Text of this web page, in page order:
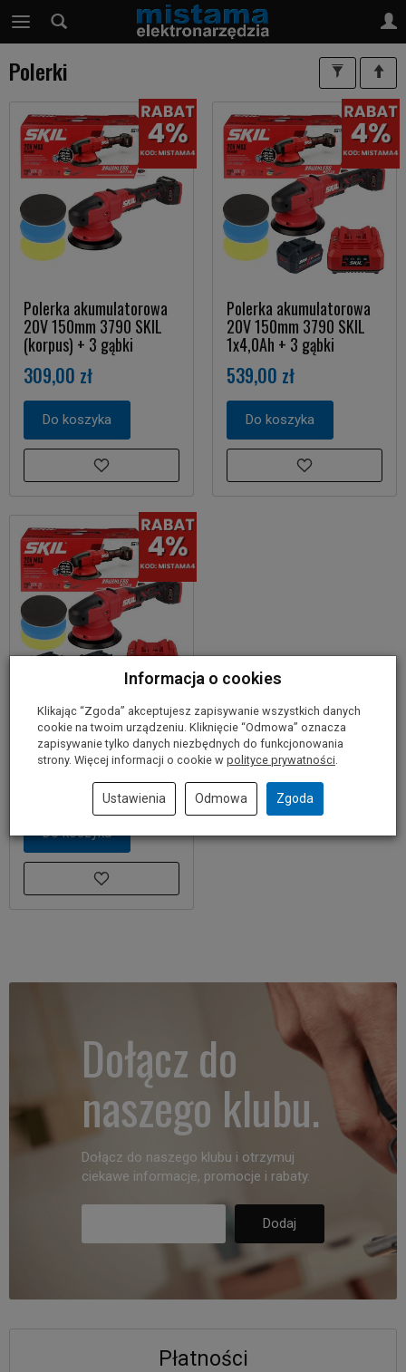
Polerki
Polerka akumulatorowa
20V 150mm 3790 SKIL
(korpus) + 3 gąbki
309,00 zł
Do koszyka
Polerka akumulatorowa
20V 150mm 3790 SKIL
1x4,0Ah + 3 gąbki
539,00 zł
Do koszyka
Polerka akumulatorowa
20V 150mm 3790 SKIL
2x4,0Ah + 3 gąbki
Do koszyka
Dołącz do
naszego klubu.
Dołącz do naszego klubu i otrzymuj
ciekawe informacje, promocje i rabaty.
Płatności
Informacja o cookies
Klikając “Zgoda” akceptujesz zapisywanie wszystkich danych
cookie na twoim urządzeniu. Kliknięcie “Odmowa” oznacza
zapisywanie tylko danych niezbędnych do funkcjonowania
strony. Więcej informacji o cookie w polityce prywatności.
Ustawienia Odmowa Zgoda